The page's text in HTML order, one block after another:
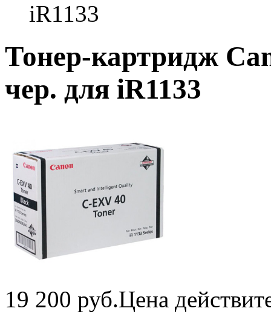
iR1133
Тонер-картридж
чер. для iR1133
19 200 руб.Цена